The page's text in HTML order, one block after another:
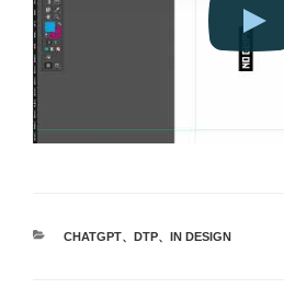
カ
CHATGPT、 DTP、 IN DESIGN